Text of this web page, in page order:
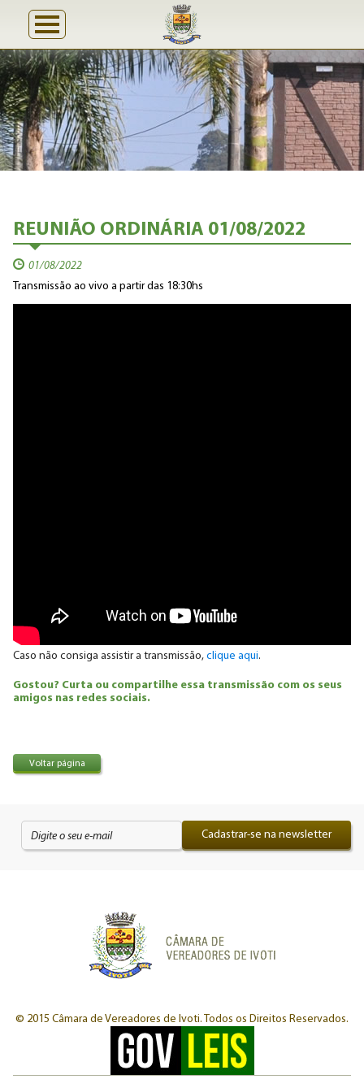
REUNIÃO ORDINÁRIA 01/08/2022
01/08/2022
Transmissão ao vivo a partir das 18:30hs
Caso não consiga assistir a transmissão, clique aqui.
Gostou? Curta ou compartilhe essa transmissão com os seus
amigos nas redes sociais.
Voltar página
Cadastrar-se na newsletter
© 2015 Câmara de Vereadores de Ivoti. Todos os Direitos Reservados.